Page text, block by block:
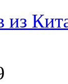
из